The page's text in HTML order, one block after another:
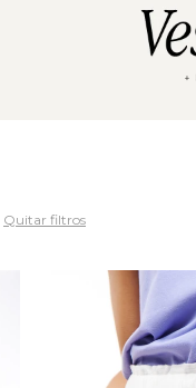
Quitar filtros